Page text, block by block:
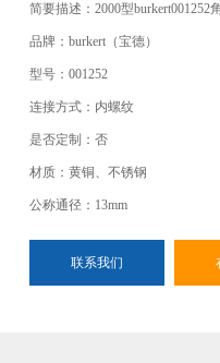
简要描述：2000型burkert001252
品牌：burkert（宝德）
型号：001252
连接方式：内螺纹
是否定制：否
材质：黄铜、不锈钢
公称通径：13mm
宝德2000型burkert001252角座阀
簧安全保护的单作用气动执行机
联系我们